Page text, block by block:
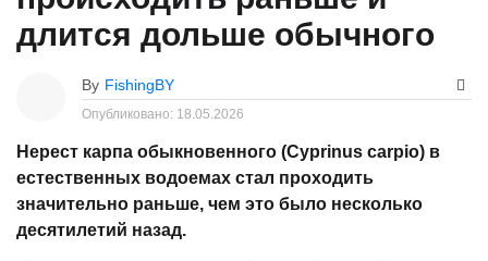
длится дольше обычного
By FishingBY
Опубликовано: 18.05.2026
Нерест карпа обыкновенного (Cyprinus carpio) в
естественных водоемах стал проходить
значительно раньше, чем это было несколько
десятилетий назад.